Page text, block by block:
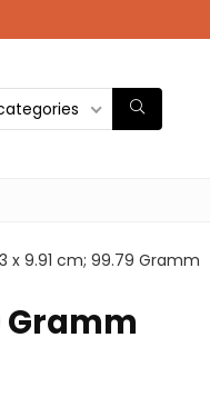
x 9.91 cm; 99.79 Gramm
Gramm